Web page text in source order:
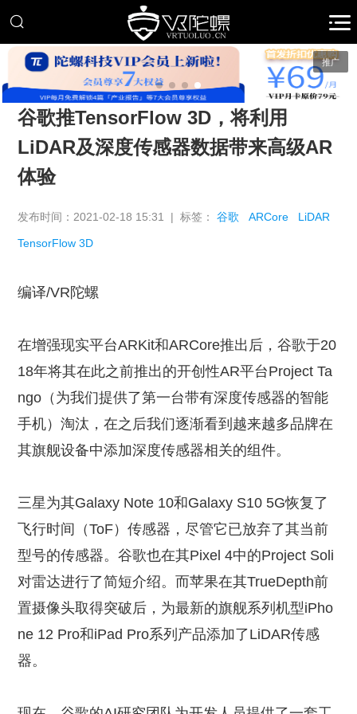
推广
谷歌推TensorFlow 3D，将利用
LiDAR及深度传感器数据带来高级AR
体验
发布时间：2021-02-18 15:31 | 标签：谷歌 ARCore LiDAR
TensorFlow 3D
编译/VR陀螺
在增强现实平台ARKit和ARCore推出后，谷歌于20
18年将其在此之前推出的开创性AR平台Project Ta
ngo（为我们提供了第一台带有深度传感器的智能
手机）淘汰，在之后我们逐渐看到越来越多品牌在
其旗舰设备中添加深度传感器相关的组件。
三星为其Galaxy Note 10和Galaxy S10 5G恢复了
飞行时间（ToF）传感器，尽管它已放弃了其当前
型号的传感器。谷歌也在其Pixel 4中的Project Soli
对雷达进行了简短介绍。而苹果在其TrueDepth前
置摄像头取得突破后，为最新的旗舰系列机型iPho
ne 12 Pro和iPad Pro系列产品添加了LiDAR传感
器。